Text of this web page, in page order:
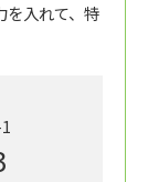
を入れて、特